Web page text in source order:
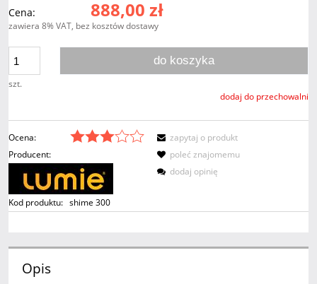
Cena: 888,00 zł
zawiera 8% VAT, bez kosztów dostawy
szt.
do koszyka
dodaj do przechowalni
Ocena:
Producent:
Kod produktu: shime 300
zapytaj o produkt
poleć znajomemu
dodaj opinię
Opis